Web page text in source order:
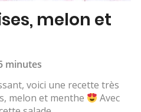
melon et
minutes
voici une recette très
melon et menthe
Avec